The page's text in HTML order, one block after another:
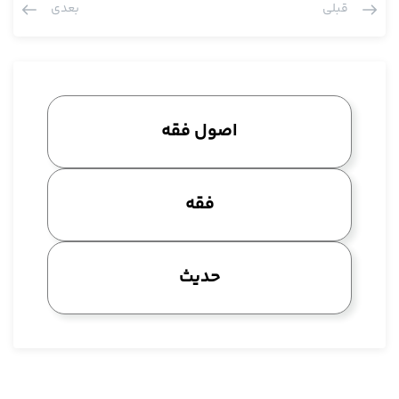
و قرائن سیاقی یا حالی لکن قرائن سیاقی و حالی چون لفظ نیستند آن
هم خواهد آمد چون الان کلمه شیخ را هم می خوانیم ان شا الله
عرض خواهیم کرد این کلمه عنوان که مرحوم شیخ دارد در حقیقت
همان بحثی بود که ما تا حالا می کردیم عقود شکلی، مرادش از عنوان
همان عقود شکلی است یعنی عقودی هستند که دارای شکل معینی
اند، قرارداد هایی هستند، دارای شکل معینی اند، یکیش بیع است،
وقت نکته اساسی این است که آن شکل با تمام خصوصیاتش الفاظی
دارد مثل بیع دارای شکل است، به جای شکل مرحوم شیخ نوشته
عنوان، این عنوان همانی است که ما الان بهش شکل می گوییم، این
دارای شکل است. آن وقت اگر بنا بشود شما آن الفاظ را بکار نبرید
قبلی بعدی
اصول فقه
فقه
حدیث